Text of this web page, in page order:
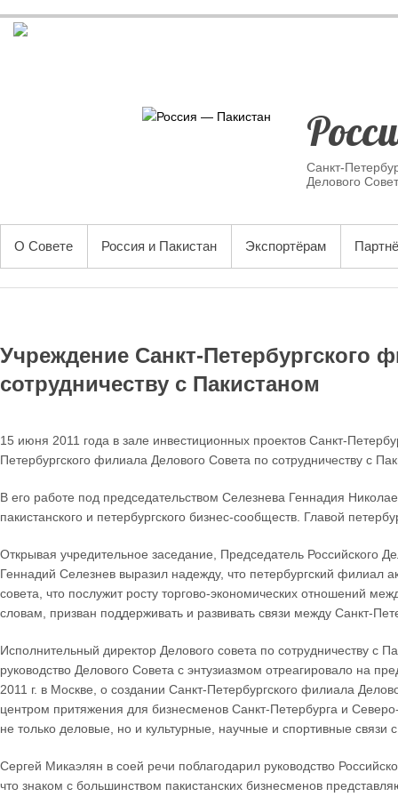
Санкт-
Делового
ОСНОВНОЕ МЕНЮ
О Совете Россия и Пакистан Экспортёрам
Учреждение Санкт-Петербургского
сотрудничеству с Пакистаном
15 июня 2011 года в зале инвестиционных проектов Санкт-
Петербургского филиала Делового Совета по сотрудничеству с
В его работе под председательством Селезнева Геннадия
пакистанского и петербургского бизнес-сообществ. Главой
Открывая учредительное заседание, Председатель Российского
Геннадий Селезнев выразил надежду, что петербургский филиал
совета, что послужит росту торгово-экономических отношений
словам, призван поддерживать и развивать связи между Санкт-
Исполнительный директор Делового совета по сотрудничеству с
руководство Делового Совета с энтузиазмом отреагировало на
2011 г. в Москве, о создании Санкт-Петербургского филиала
центром притяжения для бизнесменов Санкт-Петербурга и
не только деловые, но и культурные, научные и спортивные связи
Сергей Микаэлян в соей речи поблагодарил руководство
что знаком с большинством пакистанских бизнесменов